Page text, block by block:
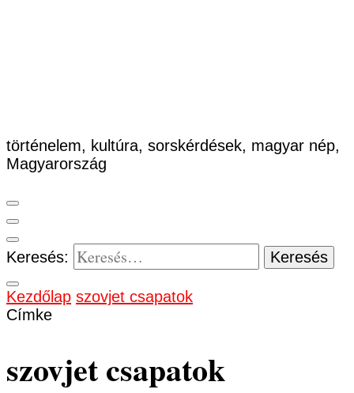
történelem, kultúra, sorskérdések, magyar nép,
Magyarország
Keresés:
Kezdőlap szovjet csapatok
Címke
szovjet csapatok